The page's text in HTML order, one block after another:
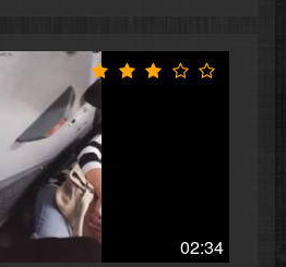
02:34